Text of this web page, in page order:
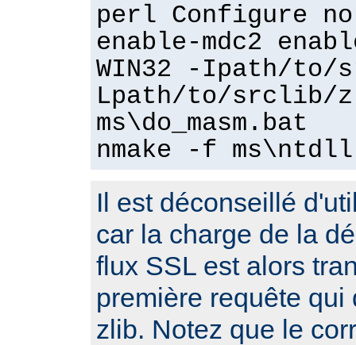
perl Configure
enable-mdc2
WIN32 -Ipath/
Lpath/to/srclib/
ms\do_masm.bat
nmake -f
Il est déconseillé
car la charge de la
flux SSL est alors
première requête
zlib. Notez que le